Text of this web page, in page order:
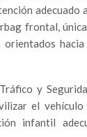
adecuado
frontal,
orientados
y
el
infantil